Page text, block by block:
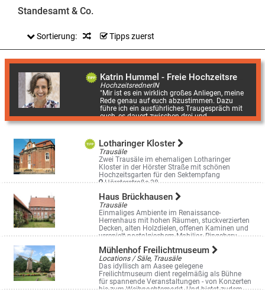
Standesamt & Co.
Sortierung: Tipps zuerst
HochzeitsrednerIN
"Mir ist es ein wirklich großes Anliegen, meine
Rede genau auf euch abzustimmen. Dazu
führe ich ein ausführliches Traugespräch mit
euch, es dauert zwischen drei und ...
Zur Aabrücke 2, Havixbeck
Lotharinger Kloster
Trausäle
Zwei Trausäle im ehemaligen Lotharinger
Kloster in der Hörster Straße mit schönen
Hochzeitsgarten für den Sektempfang
Hörsterstraße 28
Haus Brückhausen
Trausäle
Einmaliges Ambiente im Renaissance-
Herrenhaus mit hohen Räumen, stuckverzierten
Decken, alten Holzdielen, offenen Kaminen und
verspielt-nostalgischem Mobiliar. Ringsheru ...
Mühlenhof Freilichtmuseum
Locations / Säle, Trausäle
Das idyllisch am Aasee gelegene
Freilichtmuseum dient regelmäßig als Bühne
für spannende Veranstaltungen - von Konzerten
bis zum Weihnachtsmarkt. Und bietet zudem ...